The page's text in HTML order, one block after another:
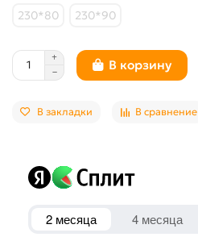
230*80
230*90
В корзину
В закладки В сравнение